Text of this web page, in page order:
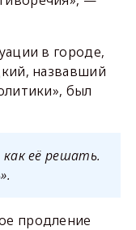
в городе,
назвавший
был
её решать.
продление